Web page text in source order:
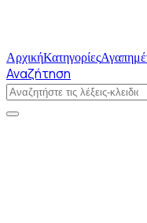
ΑρχικήΚατηγορίες
Αναζήτηση